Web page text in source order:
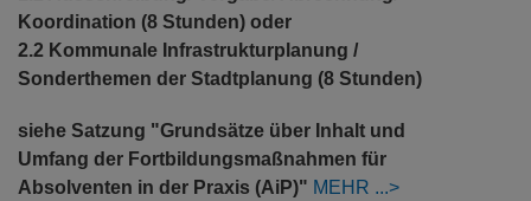
Koordination (8 Stunden) oder
2.2 Kommunale Infrastrukturplanung /
Sonderthemen der Stadtplanung (8 Stunden)
siehe Satzung "Grundsätze über Inhalt und
Umfang der Fortbildungsmaßnahmen für
Absolventen in der Praxis (AiP)" MEHR